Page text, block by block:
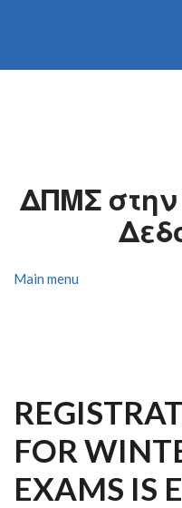
ΔΠΜΣ στην
Main menu
FOR
EXAMS IS